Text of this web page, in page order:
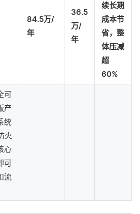
84.5万/
年
36.5
万/
年
续长期
成本节
省，整
体压减
超
60%
可
产
统
火
心
可
流